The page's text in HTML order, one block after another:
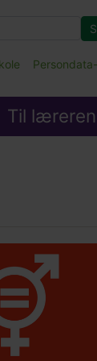
Til læreren